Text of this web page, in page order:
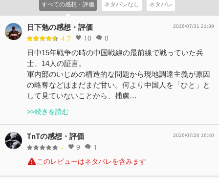
すべての感想・評価 ネタバレなし ネタバレ
日下勉の感想・評価
4.7 10 0
2026/07/31 21:39
日中15年戦争の時の中国戦線の最前線で戦っていた兵
士、14人の証言。
軍内部のいじめの構造的な問題から現地調達主義が原因
の略奪などはまだまだ甘い。何より中国人を「ひと」と
して見ていないことから、捕虜…
>>続きを読む
TnTの感想・評価
- 9 1
2026/07/26 16:40
このレビューはネタバレを含みます